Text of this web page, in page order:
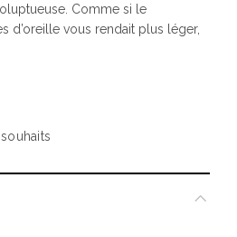
Comme si le
d’oreille vous rendait plus léger,